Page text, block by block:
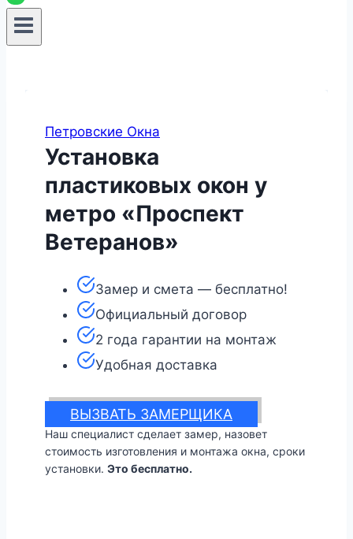
Петровские Окна
Установка
пластиковых окон у
метро «Проспект
Ветеранов»
Замер и смета — бесплатно!
Официальный договор
2 года гарантии на монтаж
Удобная доставка
ВЫЗВАТЬ ЗАМЕРЩИКА
Наш специалист сделает замер, назовет
стоимость изготовления и монтажа окна, сроки
установки. Это бесплатно.